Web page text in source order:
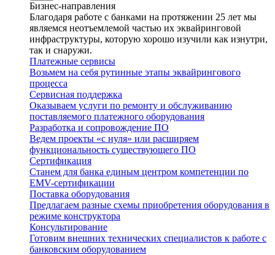
Бизнес-направления
Благодаря работе с банками на протяжении 25 лет мы
являемся неотъемлемой частью их эквайринговой
инфраструктуры, которую хорошо изучили как изнутри,
так и снаружи.
Платежные сервисы
Возьмем на себя рутинные этапы эквайрингового
процесса
Сервисная поддержка
Оказываем услуги по ремонту и обслуживанию
поставляемого платежного оборудования
Разработка и сопровождение ПО
Ведем проекты «с нуля» или расширяем
функциональность существующего ПО
Сертификация
Станем для банка единым центром компетенции по
EMV-сертификации
Поставка оборудования
Предлагаем разные схемы приобретения оборудования в
режиме конструктора
Консультирование
Готовим внешних технических специалистов к работе с
банковским оборудованием